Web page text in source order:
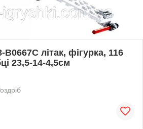
літак, фігурка, 116
23,5-14-4,5см